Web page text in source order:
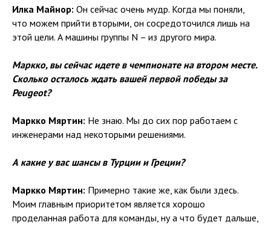
Илка Майнор: Он сейчас очень мудр. Когда мы поняли,
что можем прийти вторыми, он сосредоточился лишь на
этой цели. А машины группы N – из другого мира.
Маркко, вы сейчас идете в чемпионате на втором месте.
Сколько осталось ждать вашей первой победы за
Peugeot?
Маркко Мяртин: Не знаю. Мы до сих пор работаем с
инженерами над некоторыми решениями.
А какие у вас шансы в Турции и Греции?
Маркко Мяртин: Примерно такие же, как были здесь.
Моим главным приоритетом является хорошо
проделанная работа для команды, ну а что будет дальше,